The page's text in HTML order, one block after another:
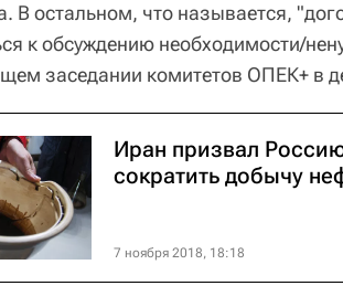
В остальном, что называется,
к обсуждению необходимости/
заседании комитетов ОПЕК+ в
Иран призвал
сократить добычу
7 ноября 2018, 18:18